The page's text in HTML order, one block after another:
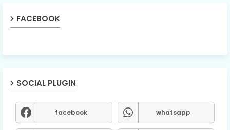
FACEBOOK
SOCIAL PLUGIN
facebook whatsapp